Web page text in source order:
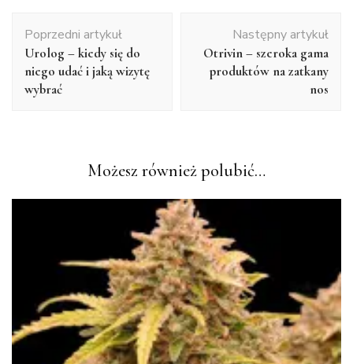
wpisu
Poprzedni artykuł
Urolog – kiedy się do
niego udać i jaką wizytę
wybrać
Następny artykuł
Otrivin – szeroka gama
produktów na zatkany
nos
Możesz również polubić…